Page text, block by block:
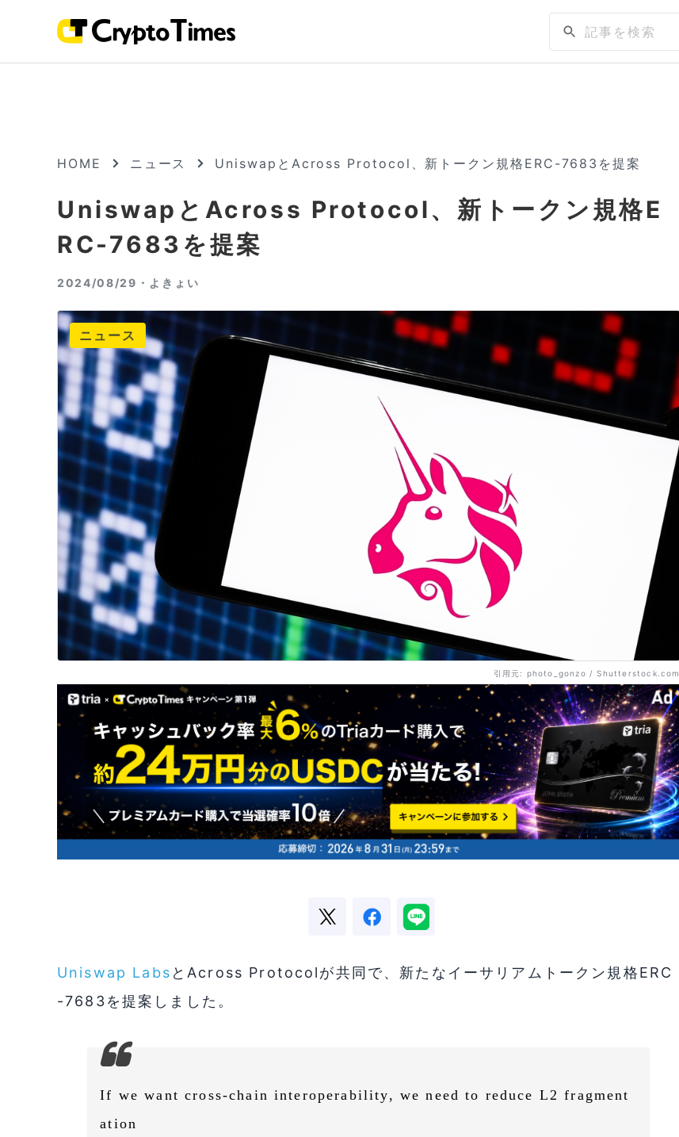
HOME ニュース UniswapとAcross Protocol、新トークン規格ERC-7683を提案
UniswapとAcross Protocol、新トークン規格E
RC-7683を提案
2024/08/29・ よきょい
引用元: photo_gonzo / Shutterstock.com
ニュース
Uniswap Labs とAcross Protocolが共同で、新たなイーサリアムトークン規格ERC
-7683を提案しました。
If we want cross-chain interoperability, we need to reduce L2 fragment
ation